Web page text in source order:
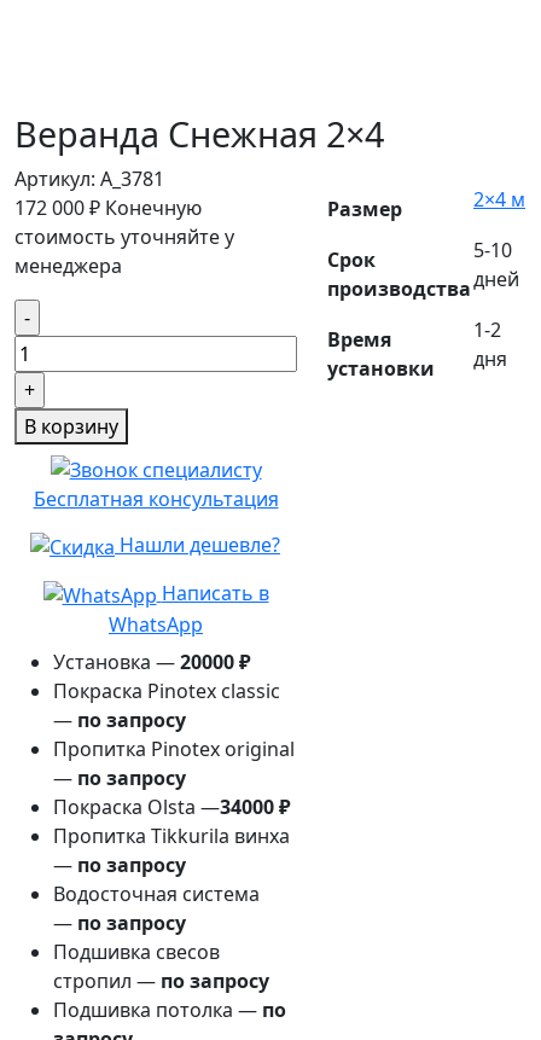
Веранда Снежная 2×4
Артикул: A_3781
172 000₽ Конечную
стоимость уточняйте у
менеджера
Количество
товара
Веранда
Снежная
2×4
В корзину
Бесплатная консультация
Нашли дешевле?
Написать в
WhatsApp
Установка —20000 ₽
Покраска Pinotex classic
— по запросу
Пропитка Pinotex original
— по запросу
Покраска Olsta —34000 ₽
Пропитка Tikkurila винха
— по запросу
Водосточная система
— по запросу
Подшивка свесов
стропил — по запросу
Подшивка потолка — по
Размер 2×4 м
Срок
производства
5-10
дней
Время
установки
1-2
дня